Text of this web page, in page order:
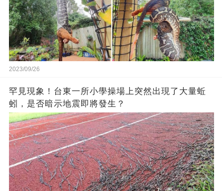
2023/09/26
罕見現象！台東一所小學操場上突然出現了大量蚯
蚓，是否暗示地震即將發生？